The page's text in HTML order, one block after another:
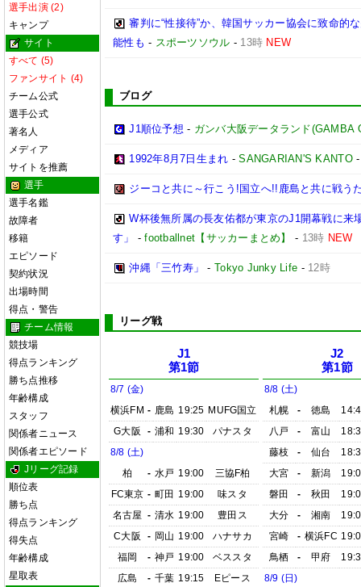
選手出演 (2)
キャンプ
サイト
すべて (5)
ファンサイト (4)
チーム公式
選手公式
著名人
メディア
サイトを推薦
選手
選手名鑑
故障者
移籍
エピソード
契約状況
出場時間
得点・警告
チーム情報
競技場
得点ランキング
勝ち点推移
年齢構成
スタッフ
関係者ニュース
関係者エピソード
Jリーグ記録
順位表
勝ち点
得点ランキング
得失点
年齢構成
星取表
審判に“性接待”か、韓国サッカー協会に致命
能性も - スポーツソウル - 13時 NEW
ブログ
J1順位予想 - ガンバ大阪データランド(GAMBA
1992年8月7日生まれ -SANGARIAN'S KANTO
ジーコと共に～行こう!国立へ!!鹿島と共に戦う
W杯後無所属の長友佑都が東京のJ1開幕戦に来
す」
-footballnet【サッカーまとめ】 - 13時 NEW
沖縄「三竹寿」 - Tokyo Junky Life - 12時
リーグ戦
J1
第1節
8/7 (金)
横浜FM - 鹿島 19:25 MUFG国立
G大阪
- 浦和 19:30
パナスタ
8/8 (土)
柏
- 水戸 19:00
三協F柏
FC東京 - 町田 19:00
味スタ
名古屋 - 清水 19:00
豊田ス
C大阪
- 岡山 19:00
ハナサカ
福岡
- 神戸 19:00
ベススタ
広島
- 千葉 19:15
Eピース
J2
第1節
8/8 (土)
札幌
- 徳島
八戸
- 富山
藤枝
- 仙台
大宮
- 新潟
磐田
- 秋田
大分
- 湘南
宮崎
- 横浜FC
鳥栖
- 甲府
8/9 (日)